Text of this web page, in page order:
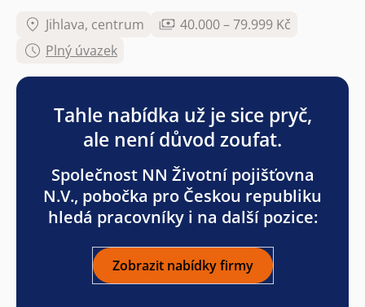
Jihlava, centrum
40.000 – 79.999 Kč
Plný úvazek
Tahle nabídka už je sice pryč,
ale není důvod zoufat.
Společnost NN Životní pojišťovna
N.V., pobočka pro Českou republiku
hledá pracovníky i na další pozice:
Zobrazit nabídky firmy